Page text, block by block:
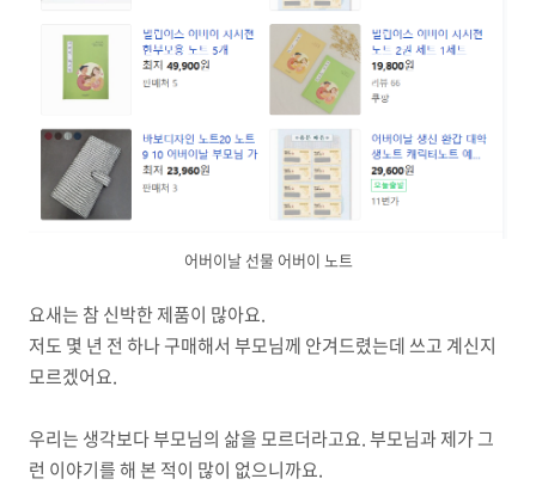
어버이날 선물 어버이 노트
요새는 참 신박한 제품이 많아요.
저도 몇 년 전 하나 구매해서 부모님께 안겨드렸는데 쓰고 계신지
모르겠어요.
우리는 생각보다 부모님의 삶을 모르더라고요. 부모님과 제가 그
런 이야기를 해 본 적이 많이 없으니까요.